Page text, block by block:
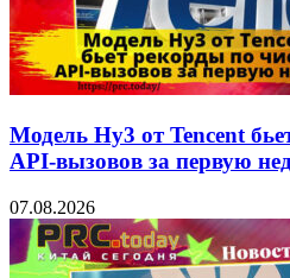
Модель Hy3 от Tencent
API-вызовов за первую
07.08.2026